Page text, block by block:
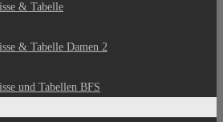
& Tabelle
& Tabelle Damen 2
und Tabellen BFS